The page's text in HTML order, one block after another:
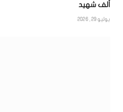
ألف شهيد
يوليو 29, 2026